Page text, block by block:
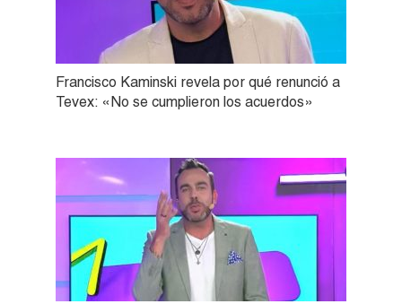
Francisco Kaminski revela por qué renunció a
Tevex: «No se cumplieron los acuerdos»